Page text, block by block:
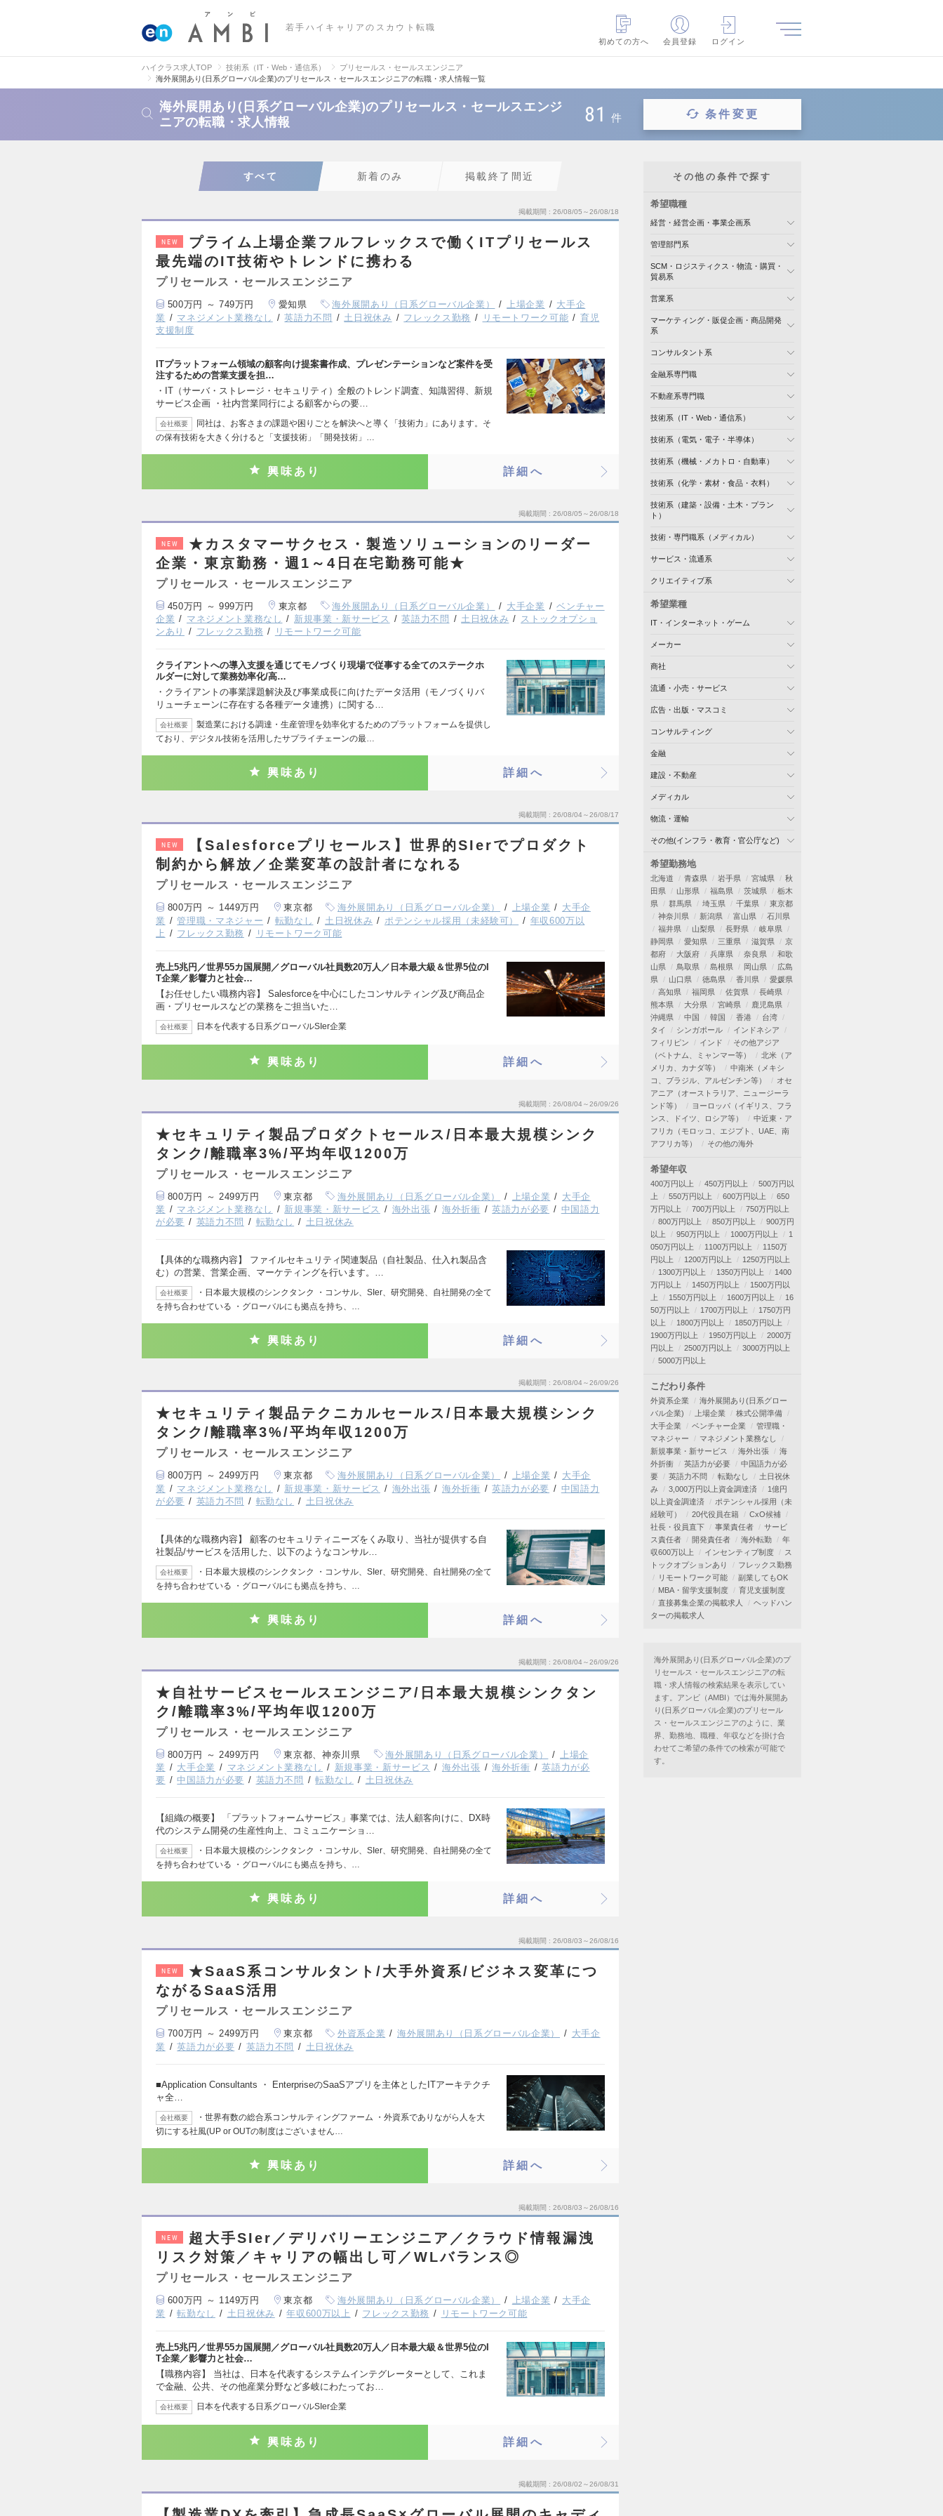
若手ハイキャリアのスカウト転職
初めての方へ
会員登録 ログイン
ハイクラス求人TOP 技術系（IT・Web・通信系）
プリセールス・セールスエンジニア
海外展開あり(日系グローバル企業)のプリセールス・セールスエンジニアの転職・求人情報一覧
海外展開あり(日系グローバル企業)のプリセールス・セールスエンジ
ニアの転職・求人情報
81 件 条件変更
すべて 新着のみ 掲載終了間近
掲載期間 26/08/05～26/08/18
NEW
プライム上場企業フルフレックスで働くITプリセールス
最先端のIT技術やトレンドに携わる
プリセールス・セールスエンジニア
500万円 ～ 749万円 愛知県 海外展開あり（日系グローバル企業） 上場企業
大手企
業
マネジメント業務なし 英語力不問 土日祝休み フレックス勤務 リモートワーク可能
育児
支援制度
ITプラットフォーム領域の顧客向け提案書作成、プレゼンテーションなど案件を受
注するための営業支援を担…
・IT（サーバ・ストレージ・セキュリティ）全般のトレンド調査、知識習得、新規
サービス企画 ・社内営業同行による顧客からの要…
会社概要
同社は、お客さまの課題や困りごとを解決へと導く「技術力」にあります。そ
の保有技術を大きく分けると「支援技術」「開発技術」…
興味あり 詳細へ
掲載期間 26/08/05～26/08/18
NEW
★カスタマーサクセス・製造ソリューションのリーダー
企業・東京勤務・週1～4日在宅勤務可能★
プリセールス・セールスエンジニア
450万円 ～ 999万円 東京都 海外展開あり（日系グローバル企業） 大手企業
ベンチャー
企業
マネジメント業務なし 新規事業・新サービス 英語力不問 土日祝休み
ストックオプショ
ンあり
フレックス勤務 リモートワーク可能
クライアントへの導入支援を通じてモノづくり現場で従事する全てのステークホ
ルダーに対して業務効率化/高…
・クライアントの事業課題解決及び事業成長に向けたデータ活用（モノづくりバ
リューチェーンに存在する各種データ連携）に関する…
会社概要
製造業における調達・生産管理を効率化するためのプラットフォームを提供し
ており、デジタル技術を活用したサプライチェーンの最…
興味あり 詳細へ
掲載期間 26/08/04～26/08/17
NEW
【Salesforceプリセールス】世界的SIerでプロダクト
制約から解放／企業変革の設計者になれる
プリセールス・セールスエンジニア
800万円 ～ 1449万円 東京都 海外展開あり（日系グローバル企業） 上場企業
大手企
業
管理職・マネジャー 転勤なし 土日祝休み ポテンシャル採用（未経験可）
年収600万以
上
フレックス勤務 リモートワーク可能
売上5兆円／世界55カ国展開／グローバル社員数20万人／日本最大級＆世界5位のI
T企業／影響力と社会…
【お任せしたい職務内容】 Salesforceを中心にしたコンサルティング及び商品企
画・プリセールスなどの業務をご担当いた…
会社概要 日本を代表する日系グローバルSIer企業
興味あり 詳細へ
掲載期間 26/08/04～26/09/26
★セキュリティ製品プロダクトセールス/日本最大規模シンク
タンク/離職率3%/平均年収1200万
プリセールス・セールスエンジニア
800万円 ～ 2499万円 東京都 海外展開あり（日系グローバル企業） 上場企業
大手企
業
マネジメント業務なし 新規事業・新サービス 海外出張 海外折衝 英語力が必要
中国語力
が必要
英語力不問 転勤なし 土日祝休み
【具体的な職務内容】 ファイルセキュリティ関連製品（自社製品、仕入れ製品含
む）の営業、営業企画、マーケティングを行います。…
会社概要
・日本最大規模のシンクタンク ・コンサル、SIer、研究開発、自社開発の全て
を持ち合わせている ・グローバルにも拠点を持ち、…
興味あり 詳細へ
掲載期間 26/08/04～26/09/26
★セキュリティ製品テクニカルセールス/日本最大規模シンク
タンク/離職率3%/平均年収1200万
プリセールス・セールスエンジニア
800万円 ～ 2499万円 東京都 海外展開あり（日系グローバル企業） 上場企業
大手企
業
マネジメント業務なし 新規事業・新サービス 海外出張 海外折衝 英語力が必要
中国語力
が必要
英語力不問 転勤なし 土日祝休み
【具体的な職務内容】 顧客のセキュリティニーズをくみ取り、当社が提供する自
社製品/サービスを活用した、以下のようなコンサル…
会社概要
・日本最大規模のシンクタンク ・コンサル、SIer、研究開発、自社開発の全て
を持ち合わせている ・グローバルにも拠点を持ち、…
興味あり 詳細へ
掲載期間 26/08/04～26/09/26
★自社サービスセールスエンジニア/日本最大規模シンクタン
ク/離職率3%/平均年収1200万
プリセールス・セールスエンジニア
800万円 ～ 2499万円 東京都、神奈川県 海外展開あり（日系グローバル企業）
上場企
業
大手企業 マネジメント業務なし 新規事業・新サービス 海外出張 海外折衝
英語力が必
要
中国語力が必要 英語力不問 転勤なし 土日祝休み
【組織の概要】 「プラットフォームサービス」事業では、法人顧客向けに、DX時
代のシステム開発の生産性向上、コミュニケーショ…
会社概要
・日本最大規模のシンクタンク ・コンサル、SIer、研究開発、自社開発の全て
を持ち合わせている ・グローバルにも拠点を持ち、…
興味あり 詳細へ
掲載期間 26/08/03～26/08/16
NEW
★SaaS系コンサルタント/大手外資系/ビジネス変革につ
ながるSaaS活用
プリセールス・セールスエンジニア
700万円 ～ 2499万円 東京都 外資系企業 海外展開あり（日系グローバル企業）
大手企
業
英語力が必要 英語力不問 土日祝休み
■Application Consultants ・ EnterpriseのSaaSアプリを主体としたITアーキテクチ
ャ全…
会社概要
・世界有数の総合系コンサルティングファーム ・外資系でありながら人を大
切にする社風(UP or OUTの制度はございません…
興味あり 詳細へ
掲載期間 26/08/03～26/08/16
NEW
超大手SIer／デリバリーエンジニア／クラウド情報漏洩
リスク対策／キャリアの幅出し可／WLバランス◎
プリセールス・セールスエンジニア
600万円 ～ 1149万円 東京都 海外展開あり（日系グローバル企業） 上場企業
大手企
業
転勤なし 土日祝休み 年収600万以上 フレックス勤務 リモートワーク可能
売上5兆円／世界55カ国展開／グローバル社員数20万人／日本最大級＆世界5位のI
T企業／影響力と社会…
【職務内容】 当社は、日本を代表するシステムインテグレーターとして、これま
で金融、公共、その他産業分野など多岐にわたってお…
会社概要 日本を代表する日系グローバルSIer企業
興味あり 詳細へ
掲載期間 26/08/02～26/08/31
その他の条件で探す
希望職種
経営・経営企画・事業企画系
管理部門系
SCM・ロジスティクス・物流・購買・
貿易系
営業系
マーケティング・販促企画・商品開発
系
コンサルタント系
金融系専門職
不動産系専門職
技術系（IT・Web・通信系）
技術系（電気・電子・半導体）
技術系（機械・メカトロ・自動車）
技術系（化学・素材・食品・衣料）
技術系（建築・設備・土木・プラン
ト）
技術・専門職系（メディカル）
サービス・流通系
クリエイティブ系
希望業種
IT・インターネット・ゲーム
メーカー
商社
流通・小売・サービス
広告・出版・マスコミ
コンサルティング
金融
建設・不動産
メディカル
物流・運輸
その他(インフラ・教育・官公庁など)
希望勤務地
北海道 青森県 岩手県 宮城県
秋
田県
山形県 福島県 茨城県
栃木
県
群馬県 埼玉県 千葉県
東京都
神奈川県
新潟県 富山県
石川県
福井県
山梨県 長野県
岐阜県
静岡県
愛知県 三重県 滋賀県
京
都府
大阪府 兵庫県 奈良県
和歌
山県
鳥取県 島根県 岡山県
広島
県
山口県 徳島県 香川県
愛媛県
高知県
福岡県 佐賀県
長崎県
熊本県
大分県 宮崎県
鹿児島県
沖縄県
中国 韓国 香港
台湾
タイ
シンガポール
インドネシア
フィリピン
インド
その他アジア
（ベトナム、ミャンマー等）
北米（ア
メリカ、カナダ等）
中南米（メキシ
コ、ブラジル、アルゼンチン等）
オセ
アニア（オーストラリア、ニュージーラ
ンド等）
ヨーロッパ（イギリス、フラ
ンス、ドイツ、ロシア等）
中近東・ア
フリカ（モロッコ、エジプト、UAE、南
アフリカ等）
その他の海外
希望年収
400万円以上 450万円以上
500万円以
上
550万円以上 600万円以上
650
万円以上
700万円以上
750万円以上
800万円以上
850万円以上
900万円
以上
950万円以上 1000万円以上
1
050万円以上
1100万円以上
1150万
円以上
1200万円以上
1250万円以上
1300万円以上
1350万円以上
1400
万円以上
1450万円以上
1500万円以
上
1550万円以上 1600万円以上
16
50万円以上
1700万円以上
1750万円
以上
1800万円以上
1850万円以上
1900万円以上
1950万円以上
2000万
円以上
2500万円以上
3000万円以上
5000万円以上
こだわり条件
外資系企業
海外展開あり(日系グロー
バル企業)
上場企業
株式公開準備
大手企業
ベンチャー企業
管理職・
マネジャー
マネジメント業務なし
新規事業・新サービス
海外出張
海
外折衝
英語力が必要
中国語力が必
要
英語力不問 転勤なし
土日祝休
み
3,000万円以上資金調達済
1億円
以上資金調達済
ポテンシャル採用（未
経験可）
20代役員在籍
CxO候補
社長・役員直下
事業責任者
サービ
ス責任者
開発責任者 海外転勤
年
収600万以上
インセンティブ制度
ス
トックオプションあり
フレックス勤務
リモートワーク可能
副業してもOK
MBA・留学支援制度
育児支援制度
直接募集企業の掲載求人
ヘッドハン
ターの掲載求人
海外展開あり(日系グローバル企業)のプ
リセールス・セールスエンジニアの転
職・求人情報の検索結果を表示してい
ます。アンビ（AMBI）では海外展開あ
り(日系グローバル企業)のプリセール
ス・セールスエンジニアのように、業
界、勤務地、職種、年収などを掛け合
わせてご希望の条件での検索が可能で
す。